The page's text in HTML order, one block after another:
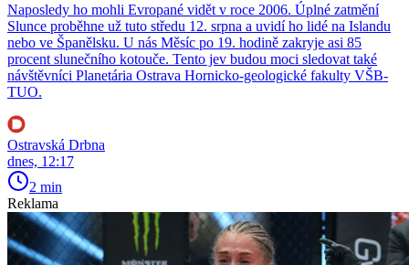
Naposledy ho mohli Evropané vidět v roce 2006. Úplné zatmění
Slunce proběhne už tuto středu 12. srpna a uvidí ho lidé na Islandu
nebo ve Španělsku. U nás Měsíc po 19. hodině zakryje asi 85
procent slunečního kotouče. Tento jev budou moci sledovat také
návštěvníci Planetária Ostrava Hornicko-geologické fakulty VŠB-
TUO.
Ostravská Drbna
dnes, 12:17
2 min
Reklama